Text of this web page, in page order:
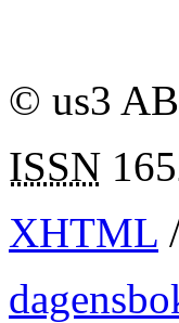
© us3
ISSN
XHTML